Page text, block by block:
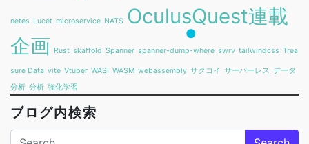
netes Lucet microservice NATS OculusQuest連載
企画 Rust skaffold Spanner spanner-dump-where swrv tailwindcss Trea
sure Data vite Vtuber WASI WASM webassembly サクコイ サーバーレス データ
分析 分析 強化学習
ブログ内検索
Search